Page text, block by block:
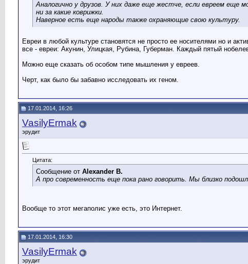
Аналогично у друзов. У них даже еще жестче, если евреем еще
ни за какие коврижки.
Наверное есть еще народы также охраняющие свою культуру.
Евреи в любой культуре становятся не просто ее носителями но и
все - евреи: Акунин, Улицкая, Рубина, Губерман. Каждый пятый
Можно еще сказать об особом типе мышления у евреев.
Черт, как было бы забавно исследовать их геном.
17.01.2014, 16:26
VasilyErmak
эрудит
Цитата:
Сообщение от Alexander B.
А про современность еще пока рано говорить. Мы близко
Вообще то этот мегаполис уже есть, это Интернет.
17.01.2014, 16:30
VasilyErmak
эрудит